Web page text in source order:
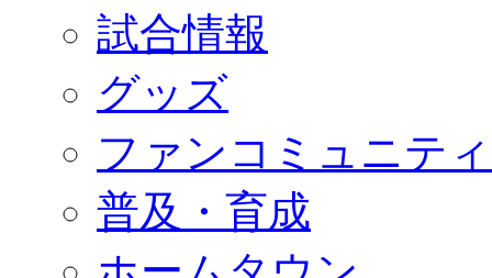
GOODS
オフィシャルストア（実店舗）
オンラインストア
ACADEMY
アカデミーについて
コーチ&スタッフ
ジュニア
ジュニアユース
ユース
練習拠点（ナラディーア）
SCHOOL
試合情報
グッズ
ファンコミュニティ
普及・育成